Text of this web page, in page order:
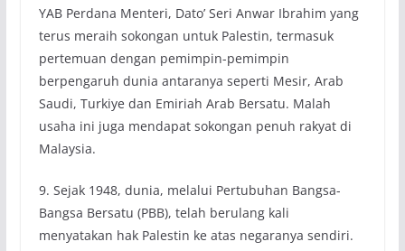
YAB Perdana Menteri, Dato’ Seri Anwar Ibrahim yang
terus meraih sokongan untuk Palestin, termasuk
pertemuan dengan pemimpin-pemimpin
berpengaruh dunia antaranya seperti Mesir, Arab
Saudi, Turkiye dan Emiriah Arab Bersatu. Malah
usaha ini juga mendapat sokongan penuh rakyat di
Malaysia.
9. Sejak 1948, dunia, melalui Pertubuhan Bangsa-
Bangsa Bersatu (PBB), telah berulang kali
menyatakan hak Palestin ke atas negaranya sendiri.